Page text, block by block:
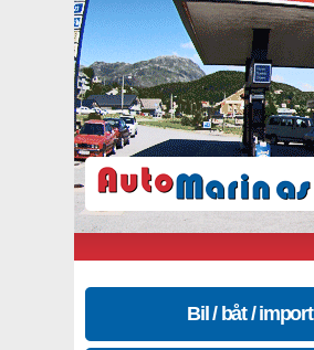
Bil / båt / import